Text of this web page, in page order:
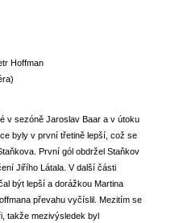
Hoffman
v sezóně Jaroslav Baar a v útoku
byly v první třetině lepší, což se
První gól obdržel Staňkov
Jiřího Látala. V další části
být lepší a dorážkou Martina
převahu vyčíslil. Mezitím se
takže mezivýsledek byl